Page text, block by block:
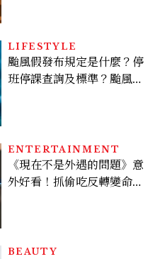
LIFESTYLE
颱風假發布規定是什麼？停
班停課查詢及標準？颱風假
ENTERTAINMENT
《現在不是外遇的問題》意
外好看！抓偷吃反轉變命
看點懶人包
BEAUTY